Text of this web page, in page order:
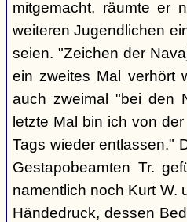
mitgemacht, räumte er
weiteren Jugendlichen
seien. "Zeichen der
ein zweites Mal verhört
auch zweimal "bei den
letzte Mal bin ich von
Tags wieder entlassen."
Gestapobeamten Tr.
namentlich noch Kurt W.
Händedruck, dessen